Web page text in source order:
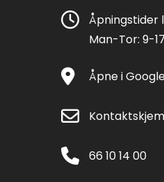
Åpningstider
Man-Tor: 9-
Åpne i
66 10 14 00